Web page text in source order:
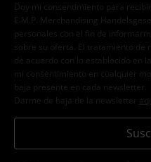
Doy mi consentimiento para
E.M.P. Merchandising
personales con el fin de
sobre su oferta. El tratamiento de
de acuerdo con lo establecido en la
mi consentimiento en cualquier
baja presente en cada newsletter.
Darme de baja de la newsletter